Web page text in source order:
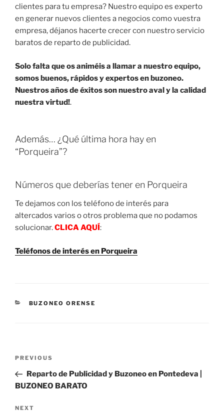
clientes para tu empresa? Nuestro equipo es experto
en generar nuevos clientes a negocios como vuestra
empresa, déjanos hacerte crecer con nuestro servicio
baratos de reparto de publicidad.
Solo falta que os animéis a llamar a nuestro equipo,
somos buenos, rápidos y expertos en buzoneo.
Nuestros años de éxitos son nuestro aval y la calidad
nuestra virtud!.
Además… ¿Qué última hora hay en
“Porqueira”?
Números que deberías tener en Porqueira
Te dejamos con los teléfono de interés para
altercados varios o otros problema que no podamos
solucionar.CLICA AQUÍ:
Teléfonos de interés en Porqueira
CATEGORIES
BUZONEO ORENSE
Previous
Post
PREVIOUS
Reparto de Publicidad y Buzoneo en Pontedeva |
BUZONEO BARATO
Next
NEXT